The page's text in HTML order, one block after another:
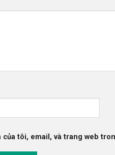
của tôi, email, và trang web